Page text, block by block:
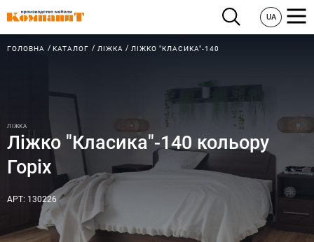
UA
ГОЛОВНА КАТАЛОГ ЛІЖКА ЛІЖКО "КЛАСИКА"-140
ЛІЖКА
Ліжко "Класика"-140 кольору
Горіх
АРТ: 130226